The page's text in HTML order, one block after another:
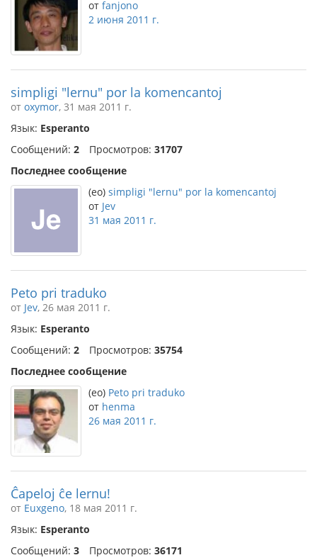
от fanjono
2 июня 2011 г.
simpligi "lernu" por la komencantoj
от oxymor, 31 мая 2011 г.
Язык: Esperanto
Сообщений: 2 Просмотров: 31707
Последнее сообщение
(eo) simpligi "lernu" por la komencantoj
от Jev
31 мая 2011 г.
Peto pri traduko
от Jev, 26 мая 2011 г.
Язык: Esperanto
Сообщений: 2 Просмотров: 35754
Последнее сообщение
(eo) Peto pri traduko
от henma
26 мая 2011 г.
Ĉapeloj ĉe lernu!
от Euxgeno, 18 мая 2011 г.
Язык: Esperanto
Сообщений: 3 Просмотров: 36171